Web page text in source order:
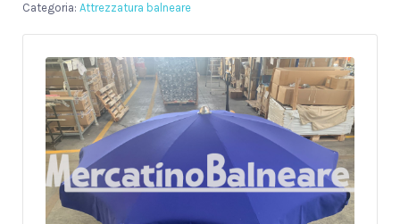
Attrezzatura balneare